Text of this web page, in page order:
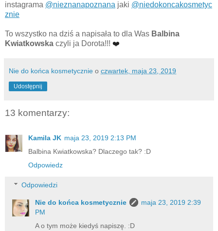
instagrama @nieznanapoznana jaki @niedokoncakosmetyc
znie
To wszystko na dziś a napisała to dla Was Balbina
Kwiatkowska czyli ja Dorota!!! ❤️
Nie do końca kosmetycznie o czwartek, maja 23, 2019
Udostępnij
13 komentarzy:
Kamila JK maja 23, 2019 2:13 PM
Balbina Kwiatkowska? Dlaczego tak? :D
Odpowiedz
Odpowiedzi
Nie do końca kosmetycznie
maja 23, 2019 2:39
PM
A o tym może kiedyś napiszę. :D